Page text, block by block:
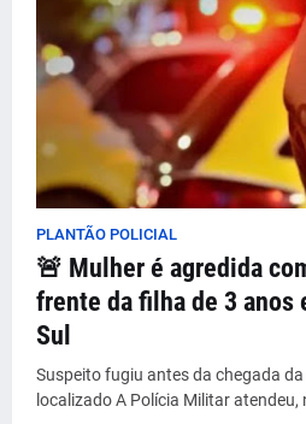
PLANTÃO POLICIAL
🚨 Mulher é agredida
frente da filha de 3 anos
Sul
Suspeito fugiu antes da chegada
localizado A Polícia Militar atendeu,